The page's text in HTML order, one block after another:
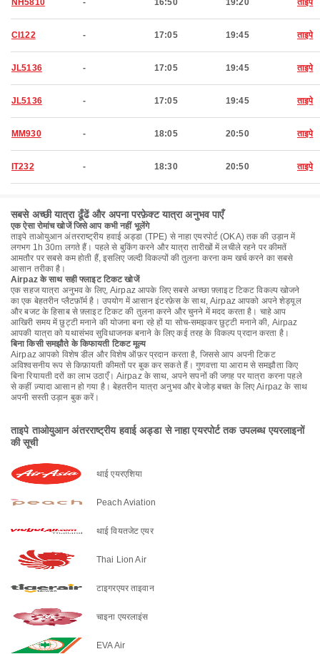
NH5810 - 16:50 19:20 ताइपे
CI122 - 17:05 19:45 ताइपे
JL5136 - 17:05 19:45 ताइपे
JL5136 - 17:05 19:45 ताइपे
MM930 - 18:05 20:50 ताइपे
IT232 - 18:30 20:50 ताइपे
सबसे अच्छी यात्रा ढूँढें और अपना परफ़ेक्ट यात्रा अनुभव पाएँ
एक ऐसा रोमांच खोजें जिसे आप कभी नहीं भूलेंगे
ताइपे ताओयुआन अंतरराष्ट्रीय हवाई अड्डा (TPE) से नाहा एयरपोर्ट (OKA) तक की उड़ान में
लगभग 1h 30m लगते हैं। पहले से बुकिंग करने और यात्रा तारीखों में लचीले रहने पर कीमतें
आमतौर पर सबसे कम होती हैं, इसलिए जल्दी विकल्पों की तुलना करना कम खर्च करने का सबसे
आसान तरीका है।
Airpaz के साथ सही फ्लाइट टिकट खोजें
एक सहज यात्रा अनुभव के लिए, Airpaz आपके लिए सबसे अच्छा फ़्लाइट टिकट विकल्प खोजने
का एक बेहतरीन प्लैटफ़ॉर्म है। उपयोग में आसान इंटरफ़ेस के साथ, Airpaz आपको अपने शेड्यूल
और बजट के हिसाब से फ़्लाइट टिकट की तुलना करने और चुनने में मदद करता है। चाहे आप
आखिरी समय में छुट्टी मनाने की योजना बना रहे हों या सोच-समझकर छुट्टी मनाने की, Airpaz
आपकी यात्रा को यथासंभव सुविधाजनक बनाने के लिए कई तरह के विकल्प प्रदान करता है।
बिना किसी समझौते के किफायती टिकट मूल्य
Airpaz आपको विशेष डील और विशेष ऑफ़र प्रदान करता है, जिससे आप अपनी टिकट
अविश्वसनीय रूप से किफ़ायती कीमतों पर बुक कर सकते हैं। गुणवत्ता या आराम से समझौता किए
बिना रियायती दरों का लाभ उठाएँ। Airpaz के साथ, अपने सपनों की जगह पर यात्रा करना पहले
से कहीं ज़्यादा आसान हो गया है। बेहतरीन यात्रा अनुभव और बेजोड़ बचत के लिए Airpaz के साथ
अपनी सस्ती उड़ान बुक करें।
ताइपे ताओयुआन अंतरराष्ट्रीय हवाई अड्डा से नाहा एयरपोर्ट तक उपलब्ध एयरलाइनों
की सूची
थाई एयरएशिया
Peach Aviation
थाई वियतजेट एयर
Thai Lion Air
टाइगरएयर ताइवान
चाइना एयरलाइंस
EVA Air